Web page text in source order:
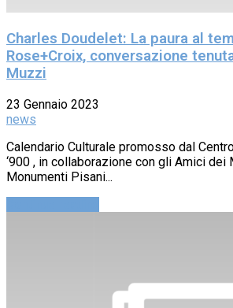
Charles Doudelet: La paura al
Rose+Croix, conversazione
Muzzi
23 Gennaio 2023
news
Calendario Culturale promosso dal
‘900 , in collaborazione con gli Amici dei
Monumenti Pisani...